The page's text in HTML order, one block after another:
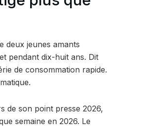
deux jeunes amants
pendant dix-huit ans. Dit
de consommation rapide.
de son point presse 2026,
semaine en 2026. Le